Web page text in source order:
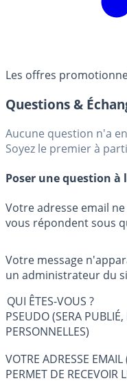
Les offres
Questions &
Aucune question n'a
Soyez le premier à
Poser une question à
Votre adresse email
vous répondent sous
Votre message
un administrateur du
QUI ÊTES-VOUS ?
PSEUDO (SERA
PERSONNELLES)
VOTRE ADRESSE
PERMET DE RECEVOIR